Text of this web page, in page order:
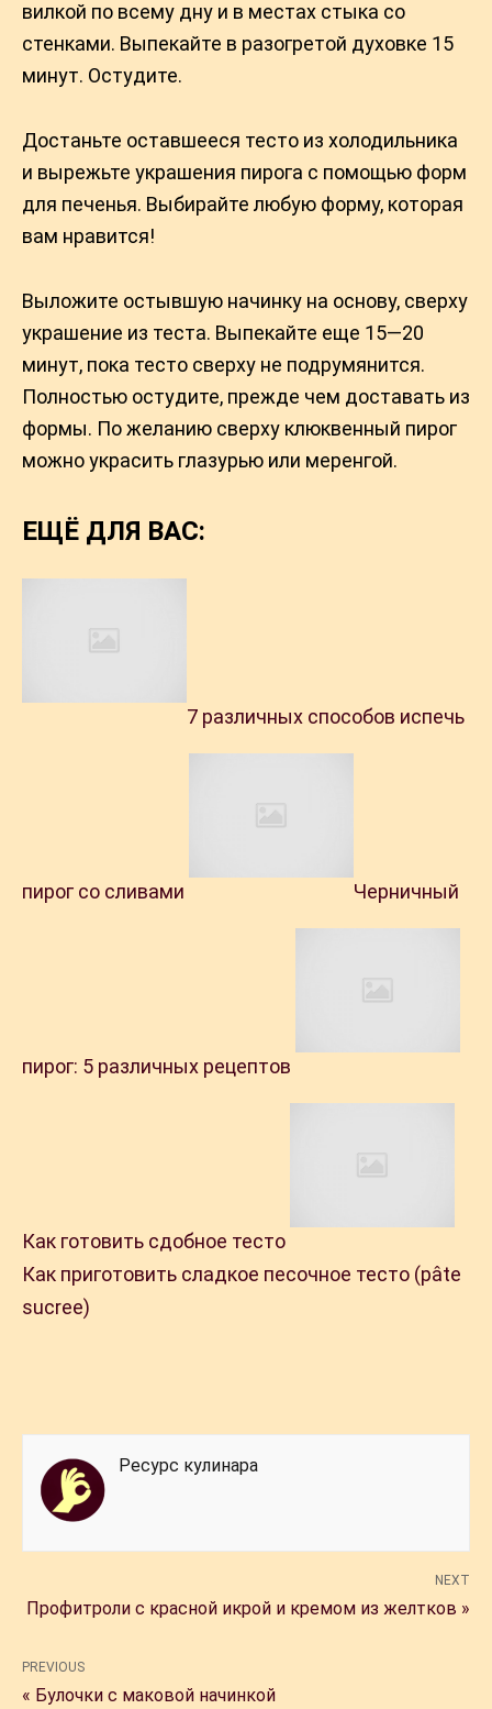
вилкой по всему дну и в местах стыка со
стенками. Выпекайте в разогретой духовке 15
минут. Остудите.
Достаньте оставшееся тесто из холодильника
и вырежьте украшения пирога с помощью форм
для печенья. Выбирайте любую форму, которая
вам нравится!
Выложите остывшую начинку на основу, сверху
украшение из теста. Выпекайте еще 15—20
минут, пока тесто сверху не подрумянится.
Полностью остудите, прежде чем доставать из
формы. По желанию сверху клюквенный пирог
можно украсить глазурью или меренгой.
ЕЩЁ ДЛЯ ВАС:
7 различных способов испечь
пирог со сливами Черничный
пирог: 5 различных рецептов
Как готовить сдобное тесто
Как приготовить сладкое песочное тесто (pâte
sucree)
Ресурс кулинара
NEXT
Профитроли с красной икрой и кремом из желтков »
PREVIOUS
« Булочки с маковой начинкой